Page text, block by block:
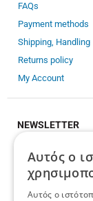
FAQs
Payment methods
Shipping, Handling
Returns policy
My Account
NEWSLETTER
I have read
Αυτός ο
Αυτός ο